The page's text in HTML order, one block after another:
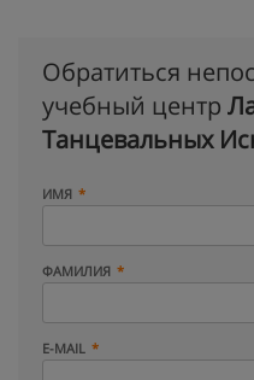
Обратиться
учебный центр
Танцевальных
ИМЯ
ФАМИЛИЯ
E-MAIL